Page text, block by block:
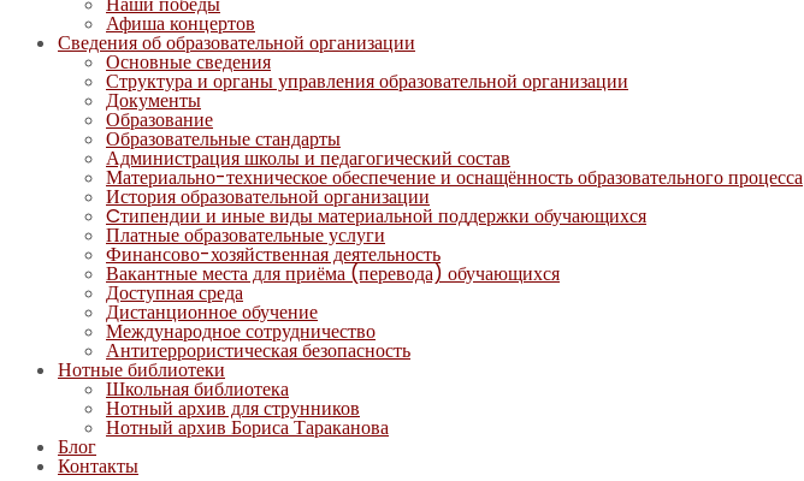
Афиша концертов
Сведения об образовательной организации
Основные сведения
Структура и органы управления образовательной организации
Документы
Образование
Образовательные стандарты
Администрация школы и педагогический состав
Материально-техническое обеспечение и оснащённость образовательного процесса
История образовательной организации
Cтипендии и иные виды материальной поддержки обучающихся
Платные образовательные услуги
Финансово-хозяйственная деятельность
Вакантные места для приёма (перевода) обучающихся
Доступная среда
Дистанционное обучение
Международное сотрудничество
Антитеррористическая безопасность
Нотные библиотеки
Школьная библиотека
Нотный архив для струнников
Нотный архив Бориса Тараканова
Блог
Контакты